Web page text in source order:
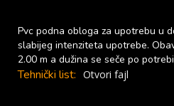
Pvc podna obloga za upotrebu u
slabijeg intenziteta upotrebe.
2.00 m a dužina se seče po
Tehnički list: Otvori fajl